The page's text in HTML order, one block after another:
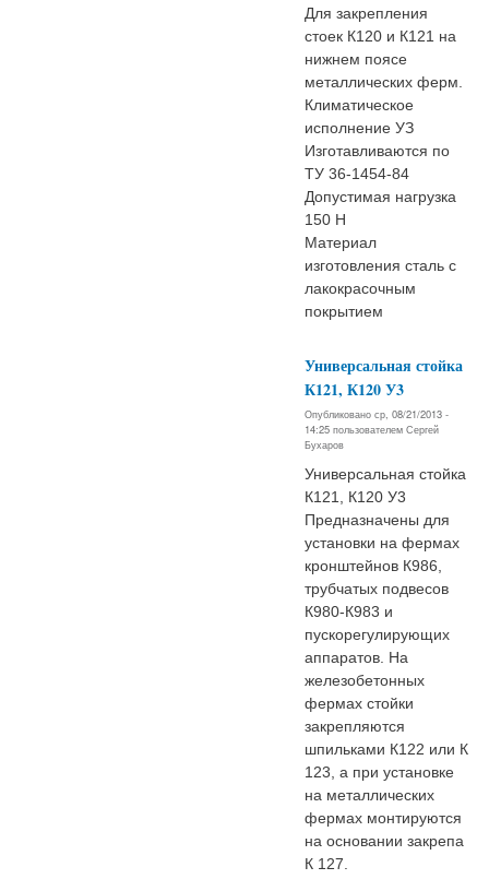
Для закрепления
стоек К120 и К121 на
нижнем поясе
металлических ферм.
Климатическое
исполнение УЗ
Изготавливаются по
ТУ 36-1454-84
Допустимая нагрузка
150 Н
Материал
изготовления сталь с
лакокрасочным
покрытием
Универсальная стойка
К121, К120 У3
Опубликовано ср, 08/21/2013 -
14:25 пользователем Сергей
Бухаров
Универсальная стойка
К121, К120 У3
Предназначены для
установки на фермах
кронштейнов К986,
трубчатых подвесов
К980-К983 и
пускорегулирующих
аппаратов. На
железобетонных
фермах стойки
закрепляются
шпильками К122 или К
123, а при установке
на металлических
фермах монтируются
на основании закрепа
К 127.